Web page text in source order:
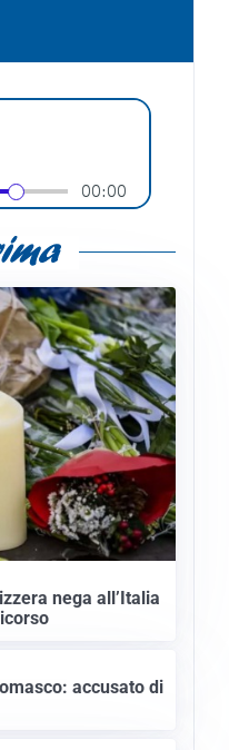
nega all’Italia
accusato di